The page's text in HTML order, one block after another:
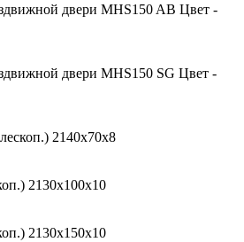
двери MHS150 AB Цвет -
двери MHS150 SG Цвет -
2140x70x8
2130х100х10
2130х150х10